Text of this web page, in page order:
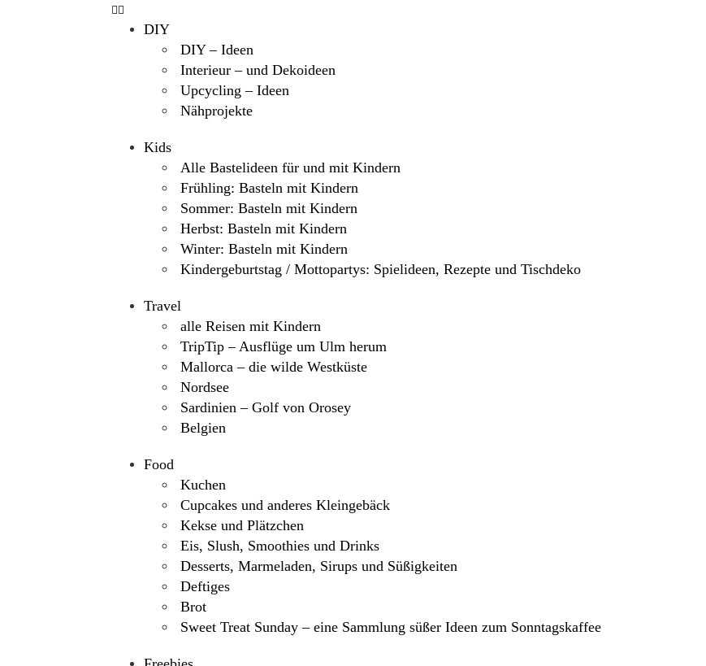
DIY
DIY – Ideen
Interieur – und Dekoideen
Upcycling – Ideen
Nähprojekte
Kids
Alle Bastelideen für und mit Kindern
Frühling: Basteln mit Kindern
Sommer: Basteln mit Kindern
Herbst: Basteln mit Kindern
Winter: Basteln mit Kindern
Kindergeburtstag / Mottopartys: Spielideen, Rezepte und Tischdeko
Travel
alle Reisen mit Kindern
TripTip – Ausflüge um Ulm herum
Mallorca – die wilde Westküste
Nordsee
Sardinien – Golf von Orosey
Belgien
Food
Kuchen
Cupcakes und anderes Kleingebäck
Kekse und Plätzchen
Eis, Slush, Smoothies und Drinks
Desserts, Marmeladen, Sirups und Süßigkeiten
Deftiges
Brot
Sweet Treat Sunday – eine Sammlung süßer Ideen zum Sonntagskaffee